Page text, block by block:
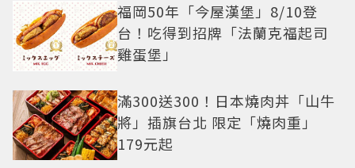
福岡50年「今屋漢堡」8/10登
台！吃得到招牌「法蘭克福起司
雞蛋堡」
滿300送300！日本燒肉丼「山牛
將」插旗台北 限定「燒肉重」
179元起